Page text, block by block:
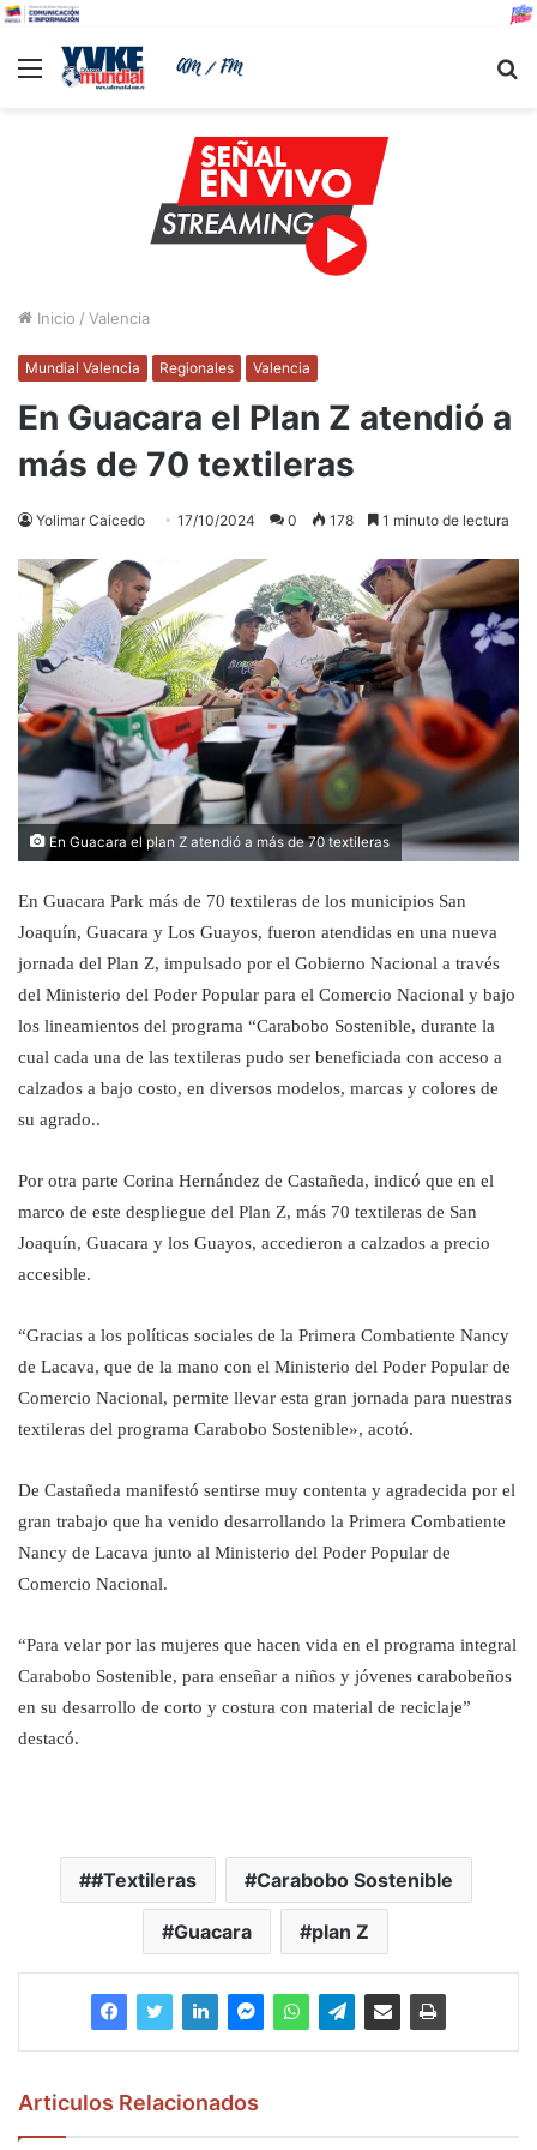
Menu
Inicio / Valencia
Mundial Valencia Regionales Valencia
En Guacara el Plan Z atendió a
más de 70 textileras
Yolimar Caicedo 17/10/2024 0 178 1 minuto de lectura
En Guacara el plan Z atendió a más de 70 textileras
En Guacara Park más de 70 textileras de los municipios San
Joaquín, Guacara y Los Guayos, fueron atendidas en una nueva
jornada del Plan Z, impulsado por el Gobierno Nacional a través
del Ministerio del Poder Popular para el Comercio Nacional y bajo
los lineamientos del programa “Carabobo Sostenible, durante la
cual cada una de las textileras pudo ser beneficiada con acceso a
calzados a bajo costo, en diversos modelos, marcas y colores de
su agrado..
Por otra parte Corina Hernández de Castañeda, indicó que en el
marco de este despliegue del Plan Z, más 70 textileras de San
Joaquín, Guacara y los Guayos, accedieron a calzados a precio
accesible.
“Gracias a los políticas sociales de la Primera Combatiente Nancy
de Lacava, que de la mano con el Ministerio del Poder Popular de
Comercio Nacional, permite llevar esta gran jornada para nuestras
textileras del programa Carabobo Sostenible», acotó.
De Castañeda manifestó sentirse muy contenta y agradecida por el
gran trabajo que ha venido desarrollando la Primera Combatiente
Nancy de Lacava junto al Ministerio del Poder Popular de
Comercio Nacional.
“Para velar por las mujeres que hacen vida en el programa integral
Carabobo Sostenible, para enseñar a niños y jóvenes carabobeños
en su desarrollo de corto y costura con material de reciclaje”
destacó.
#Textileras Carabobo Sostenible
Guacara plan Z
Articulos Relacionados